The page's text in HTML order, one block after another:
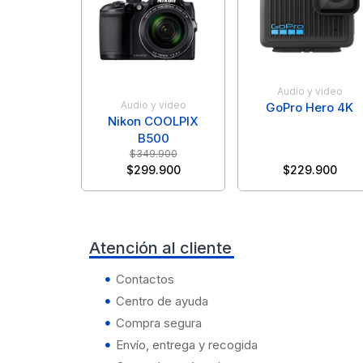
Motorola
Realme
Samsung
Xiaomi
ZTE
Aorus
Asus
Dell
Hp
Lenovo
Msi
Gamer
Aorus
Asus
Dell
Lenovo
Msi
Tablets
Secadoras
ROJEM
Samsung
TOSHIBA
Xiaomi
Garmin
Huawei
Infinix
Oukitel
Samsung
Xiaomi
Audio y video
Nikon COOLPIX
B500
$349.900
$299.900
Audio y video
GoPro Hero 4K
$229.900
Atención al cliente
Contactos
Centro de ayuda
Compra segura
Envío, entrega y recogida